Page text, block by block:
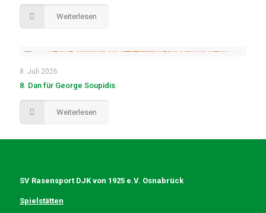
Weiterlesen
8. Juli 2026
8. Dan für George Soupidis
Weiterlesen
SV Rasensport DJK von 1925 e.V. Osnabrück
Spielstätten